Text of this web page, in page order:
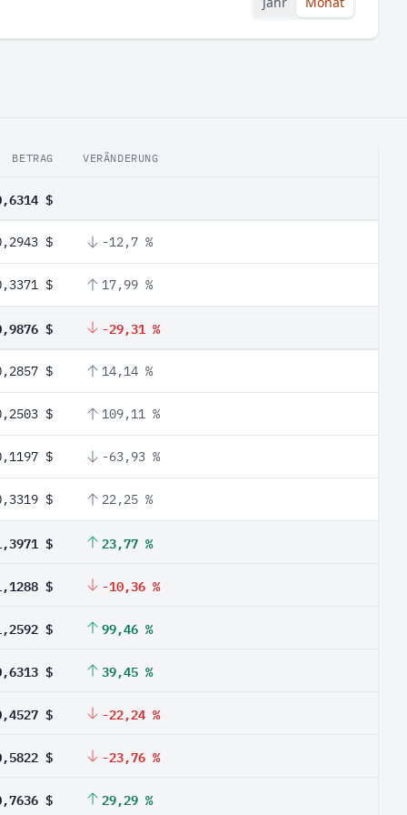
BETRAG VERÄNDERUNG
$
$ -12,7 %
$ 17,99 %
$ -29,31 %
$ 14,14 %
$ 109,11 %
$ -63,93 %
$ 22,25 %
$ 23,77 %
$ -10,36 %
$ 99,46 %
$ 39,45 %
$ -22,24 %
$ -23,76 %
$ 29,29 %